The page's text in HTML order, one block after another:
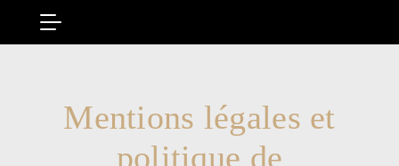
Mentions légales et
politique de